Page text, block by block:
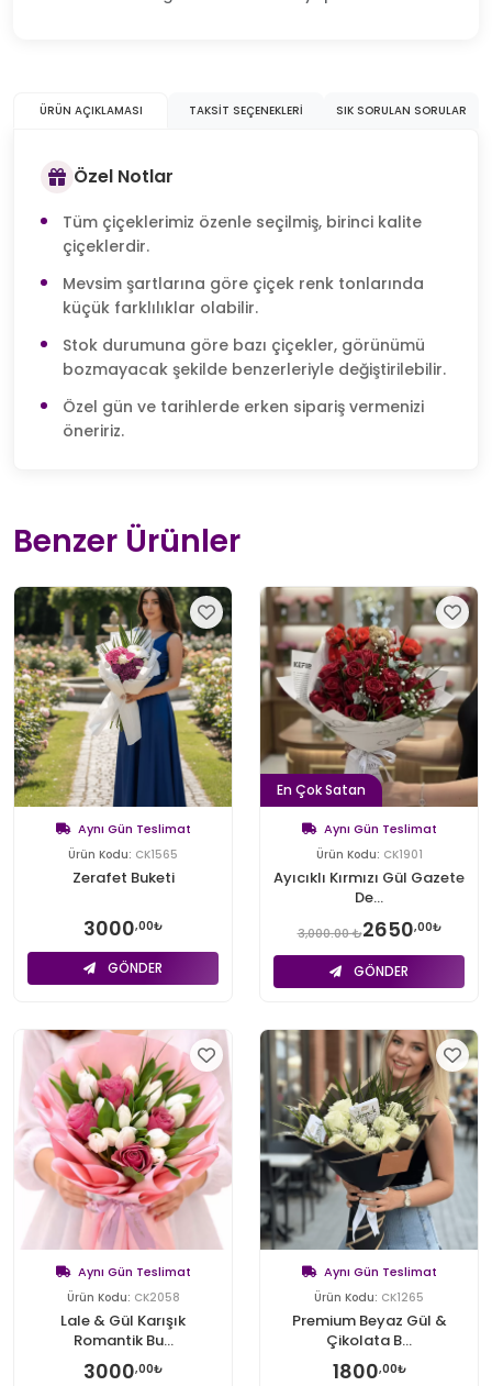
ÜRÜN AÇIKLAMASI TAKSIT SEÇENEKLERI SIK SORULAN SORULAR
Özel Notlar
Tüm çiçeklerimiz özenle seçilmiş, birinci kalite
çiçeklerdir.
Mevsim şartlarına göre çiçek renk tonlarında
küçük farklılıklar olabilir.
Stok durumuna göre bazı çiçekler, görünümü
bozmayacak şekilde benzerleriyle değiştirilebilir.
Özel gün ve tarihlerde erken sipariş vermenizi
öneririz.
Benzer Ürünler
Aynı Gün Teslimat
Ürün Kodu: CK1565
Zerafet Buketi
3000,00₺
GÖNDER
En Çok Satan
Aynı Gün Teslimat
Ürün Kodu: CK1901
Ayıcıklı Kırmızı Gül Gazete
De...
3,000.00 ₺2650,00₺
GÖNDER
Aynı Gün Teslimat
Ürün Kodu: CK2058
Lale & Gül Karışık
Romantik Bu...
3000,00₺
Aynı Gün Teslimat
Ürün Kodu: CK1265
Premium Beyaz Gül &
Çikolata B...
1800,00₺